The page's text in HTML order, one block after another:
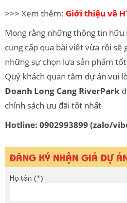
>>> Xem thêm: Giới thiệu về
Mong rằng những thông tin hữu
cung cấp qua bài viết vừa rồi sẽ
những sự chọn lựa sản phẩm
Quý khách quan tâm dự án vui
Doanh Long Cang RiverPark
chính sách ưu đãi tốt nhất
Hotline: 0902993899 (zalo/
ĐĂNG KÝ NHẬN GIÁ DỰ
Họ tên (*)